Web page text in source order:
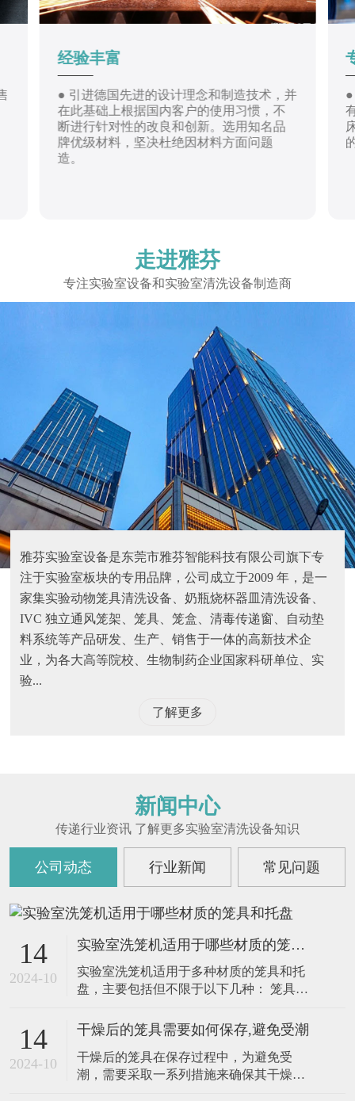
经验丰富
● 引进德国先进的设计理念和制造技术，并
在此基础上根据国内客户的使用习惯，不
断进行针对性的改良和创新。选用知名品
牌优级材料，坚决杜绝因材料方面问题
造。
走进雅芬
专注实验室设备和实验室清洗设备制造商
雅芬实验室设备是东莞市雅芬智能科技有限公司旗下专
注于实验室板块的专用品牌，公司成立于2009 年，是一
家集实验动物笼具清洗设备、奶瓶烧杯器皿清洗设备、
IVC 独立通风笼架、笼具、笼盒、清毒传递窗、自动垫
料系统等产品研发、生产、销售于一体的高新技术企
业，为各大高等院校、生物制药企业国家科研单位、实
验...
了解更多
新闻中心
传递行业资讯 了解更多实验室清洗设备知识
公司动态 行业新闻 常见问题
14
2024-10
实验室洗笼机适用于哪些材质的笼具和托盘
实验室洗笼机适用于多种材质的笼具和托
盘，主要包括但不限于以下几种： 笼具材
洁的特性，是实验室中常用的笼具之一。
实验室洗笼机能够高效清洗不锈钢笼具，
去除表面的污渍和残留物，并通过高温消
毒功能杀灭细菌和病毒。 铝制：铝制笼具
14
2024-10
干燥后的笼具需要如何保存,避免受潮
干燥后的笼具在保存过程中，为避免受
潮，需要采取一系列措施来确保其干燥和